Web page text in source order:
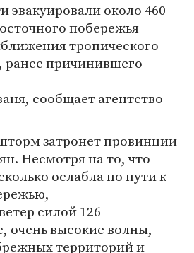
эвакуировали около 460
побережья
тропического
причинившего
сообщает агентство
затронет провинции
Несмотря на то, что
ослабла по пути к
силой 126
очень высокие волны,
территорий и